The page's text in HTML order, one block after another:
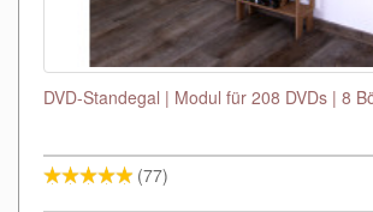
DVD-Standegal | Modul für 208 DVDs | 8
(77)